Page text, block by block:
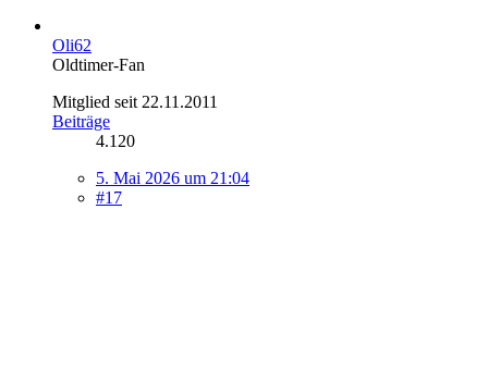
Oli62
Oldtimer-Fan
Mitglied seit 22.11.2011
Beiträge
4.120
5. Mai 2026 um 21:04
#17